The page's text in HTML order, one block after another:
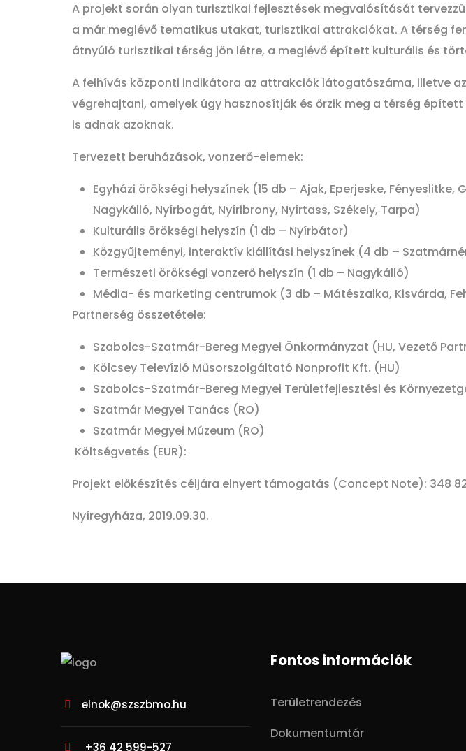
A projekt során olyan turisztikai fejlesztések megvalósítását
a már meglévő tematikus utakat, turisztikai attrakciókat. A térség
átnyúló turisztikai térség jön létre, a meglévő épített kulturális és
A felhívás központi indikátora az attrakciók látogatószáma, illetve
végrehajtani, amelyek úgy hasznosítják és őrzik meg a térség
is adnak azoknak.
Tervezett beruházások, vonzerő-elemek:
Egyházi örökségi helyszínek (15 db – Ajak, Eperjeske,
Nagykálló, Nyírbogát, Nyíribrony, Nyírtass, Székely, Tarpa)
Kulturális örökségi helyszín (1 db – Nyírbátor)
Közgyűjteményi, interaktív kiállítási helyszínek (4 db –
Természeti örökségi vonzerő helyszín (1 db – Nagykálló)
Média- és marketing centrumok (3 db – Mátészalka, Kisvárda,
Partnerség összetétele:
Szabolcs-Szatmár-Bereg Megyei Önkormányzat (HU, Vezető
Kölcsey Televízió Műsorszolgáltató Nonprofit Kft. (HU)
Szabolcs-Szatmár-Bereg Megyei Területfejlesztési és
Szatmár Megyei Tanács (RO)
Szatmár Megyei Múzeum (RO)
Költségvetés (EUR):
Projekt előkészítés céljára elnyert támogatás (Concept Note): 348
Nyíregyháza, 2019.09.30.
elnok@szszbmo.hu
+36 42 599-527
Fontos információk
Területrendezés
Dokumentumtár